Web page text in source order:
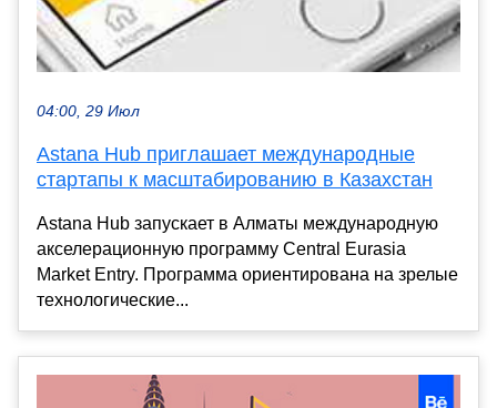
04:00, 29 Июл
Astana Hub приглашает международные
стартапы к масштабированию в Казахстан
Astana Hub запускает в Алматы международную
акселерационную программу Central Eurasia
Market Entry. Программа ориентирована на зрелые
технологические...